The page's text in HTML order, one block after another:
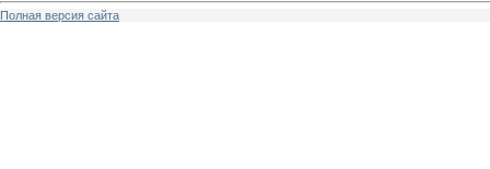
Полная версия сайта